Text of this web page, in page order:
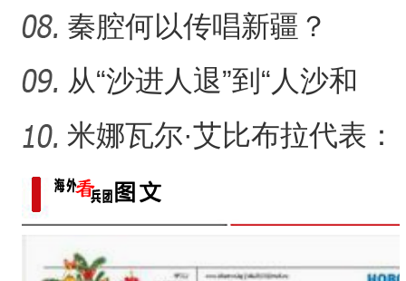
一春”启程感受浪漫之旅
秦腔何以传唱新疆？
从“沙进人退”到“人沙和
谐”，新疆何以在“死亡
米娜瓦尔·艾比布拉代表：
让少数民族古籍文字“活